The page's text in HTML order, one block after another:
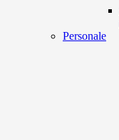
Personale